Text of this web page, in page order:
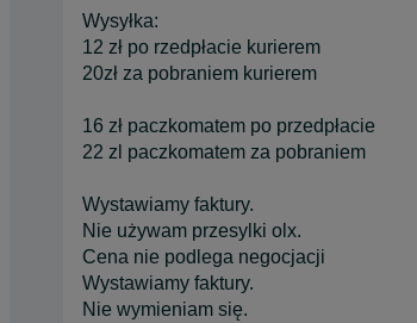
Wysyłka:
12 zł po rzedpłacie kurierem
20zł za pobraniem kurierem
16 zł paczkomatem po przedpłacie
22 zl paczkomatem za pobraniem
Wystawiamy faktury.
Nie używam przesylki olx.
Cena nie podlega negocjacji
Wystawiamy faktury.
Nie wymieniam się.